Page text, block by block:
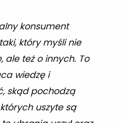
konsument
który myśli nie
ale też o innych. To
wiedzę i
skąd pochodzą
uszyte są